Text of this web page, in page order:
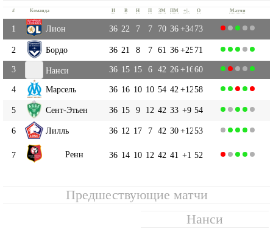
# Команда И В Н П ЗМ ПМ +|- О Матчи
1 Лион 36 22 7 7 70 36+34 73
2 Бордо 36 21 8 7 61 36+25 71
3
Нанси 36 15 15 6 42 26+1660
4 Марсель 36 16 10 10 54 42 +1258
5 Сент-Этьен 36 15 9 12 42 33 +9 54
6 Лилль 36 12 17 7 42 30+1253
7 Ренн 36 14 10 12 42 41 +1 52
Предшествующие матчи
Нанси